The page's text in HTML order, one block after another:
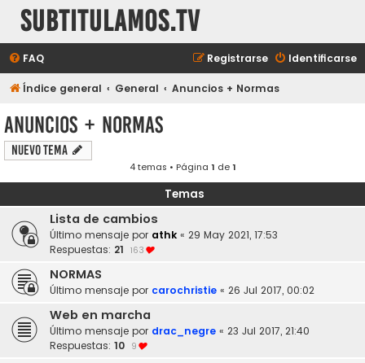
subtitulamos.tv
FAQ Identificarse
Registrarse
Índice general General Anuncios + Normas
Anuncios + Normas
Nuevo Tema
4 temas • Página 1 de1
Temas
Lista de cambios
Último mensaje por athk « 29 May 2021, 17:53
Respuestas: 21 163
NORMAS
Último mensaje por carochristie « 26 Jul 2017, 00:02
Web en marcha
Último mensaje por drac_negre « 23 Jul 2017, 21:40
Respuestas: 10 9